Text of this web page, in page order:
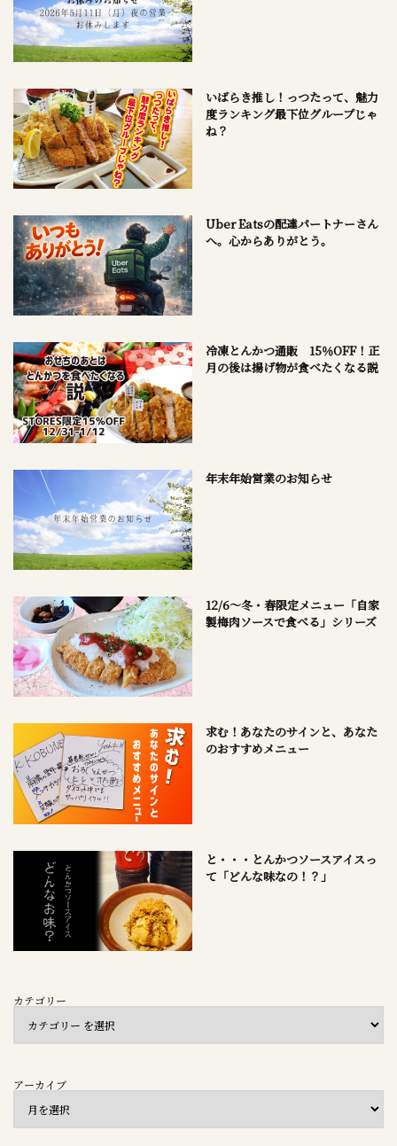
いばらき推し！っつたって、魅力
度ランキング最下位グループじゃ
ね？
Uber Eatsの配達パートナーさん
へ。心からありがとう。
冷凍とんかつ通販 15％OFF！正
月の後は揚げ物が食べたくなる説
年末年始営業のお知らせ
12/6～冬・春限定メニュー「自家
製梅肉ソースで食べる」シリーズ
求む！あなたのサインと、あなた
のおすすめメニュー
と・・・とんかつソースアイスっ
て「どんな味なの！？」
カテゴリー
アーカイブ